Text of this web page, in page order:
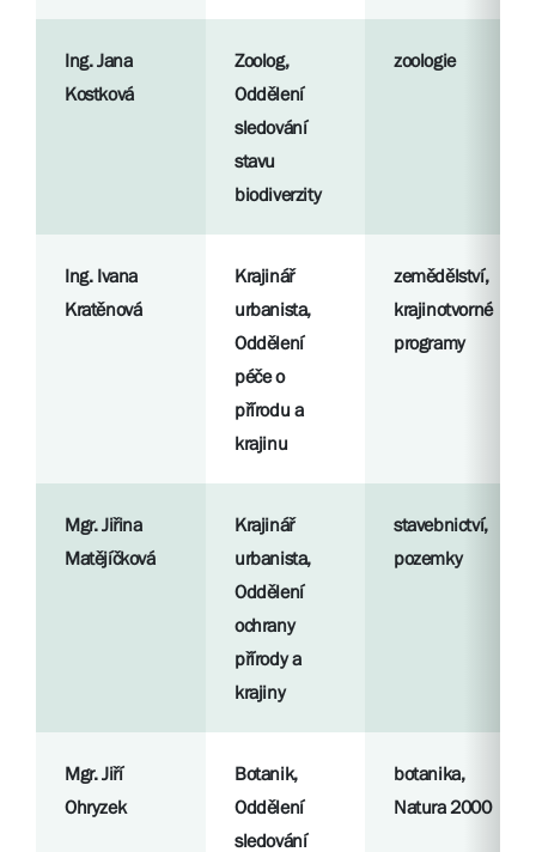
Ing. Jana
Kostková
Zoolog,
Oddělení
sledování
stavu
biodiverzity
zoologie
Ing. Ivana
Kratěnová
Krajinář
urbanista,
Oddělení
péče o
přírodu a
krajinu
zemědělství,
krajinotvorné
programy
Mgr. Jiřina
Matějíčková
Krajinář
urbanista,
Oddělení
ochrany
přírody a
krajiny
stavebnictví,
pozemky
Mgr. Jiří
Ohryzek
Botanik,
Oddělení
sledování
botanika,
Natura 2000